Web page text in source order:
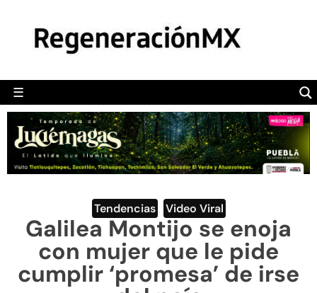
☰
POLÍTICA
CAMALEÓN
OPINIÓN
DEPORTES
ENGLISH SECTION
VIDEOS
Tendencias Video Viral
Galilea Montijo se enoja
con mujer que le pide
cumplir ‘promesa’ de irse